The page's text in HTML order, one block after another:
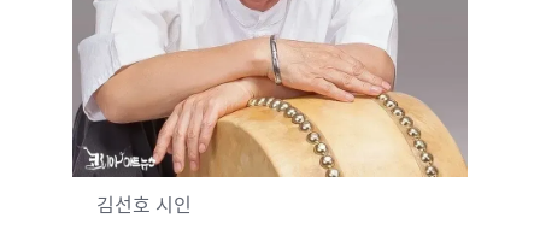
김선호 시인